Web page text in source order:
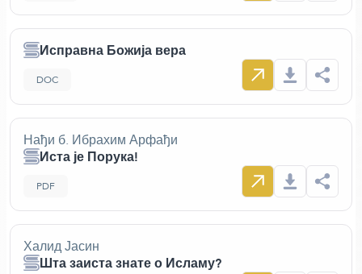
Исправна Божија вера
DOC
Нађи б. Ибрахим Арфађи
Иста је Порука!
PDF
Халид Јасин
Шта заиста знате о Исламу?